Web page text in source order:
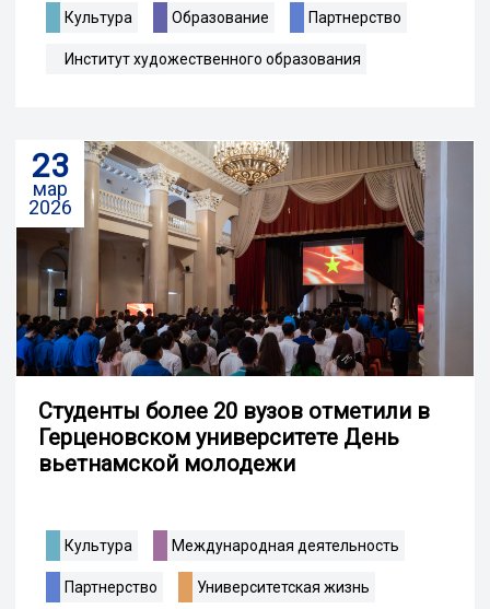
Культура Образование Партнерство
Институт художественного образования
23
мар
2026
Студенты более 20 вузов отметили в
Герценовском университете День
вьетнамской молодежи
Культура Международная деятельность
Партнерство Университетская жизнь